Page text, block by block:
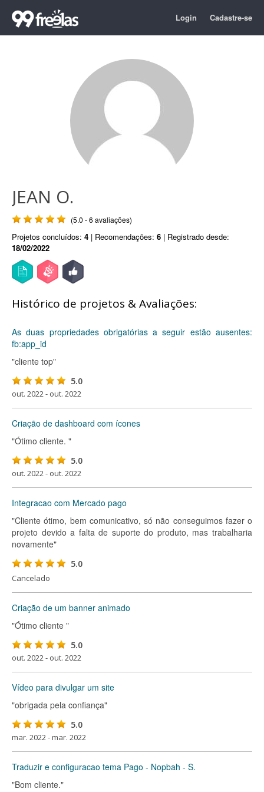
Login Cadastre-se
JEAN O.
(5.0 - 6 avaliações)
Projetos concluídos: 4 | Recomendações: 6 | Registrado desde:
18/02/2022
Histórico de projetos & Avaliações:
As duas propriedades obrigatórias a seguir estão ausentes:
fb:app_id
"cliente top"
5.0
out. 2022 - out. 2022
Criação de dashboard com ícones
"Ótimo cliente. "
5.0
out. 2022 - out. 2022
Integracao com Mercado pago
"Cliente ótimo, bem comunicativo, só não conseguimos fazer o
projeto devido a falta de suporte do produto, mas trabalharia
novamente"
5.0
Cancelado
Criação de um banner animado
"Ótimo cliente "
5.0
out. 2022 - out. 2022
Vídeo para divulgar um site
"obrigada pela confiança"
5.0
mar. 2022 - mar. 2022
Traduzir e configuracao tema Pago - Nopbah - S.
"Bom cliente."